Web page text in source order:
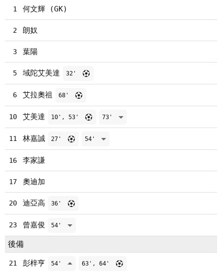
1 何文輝 (GK)
2 朗奴
3 葉陽
5 域陀艾美達 32'
6 艾拉奧祖 68'
10 艾美達 10', 53' 73'
11 林嘉誠 27' 54'
16 李家謙
17 奧迪加
20 迪亞高 36'
23 曾嘉俊 54'
後備
21 彭梓亨 54' 63', 64'